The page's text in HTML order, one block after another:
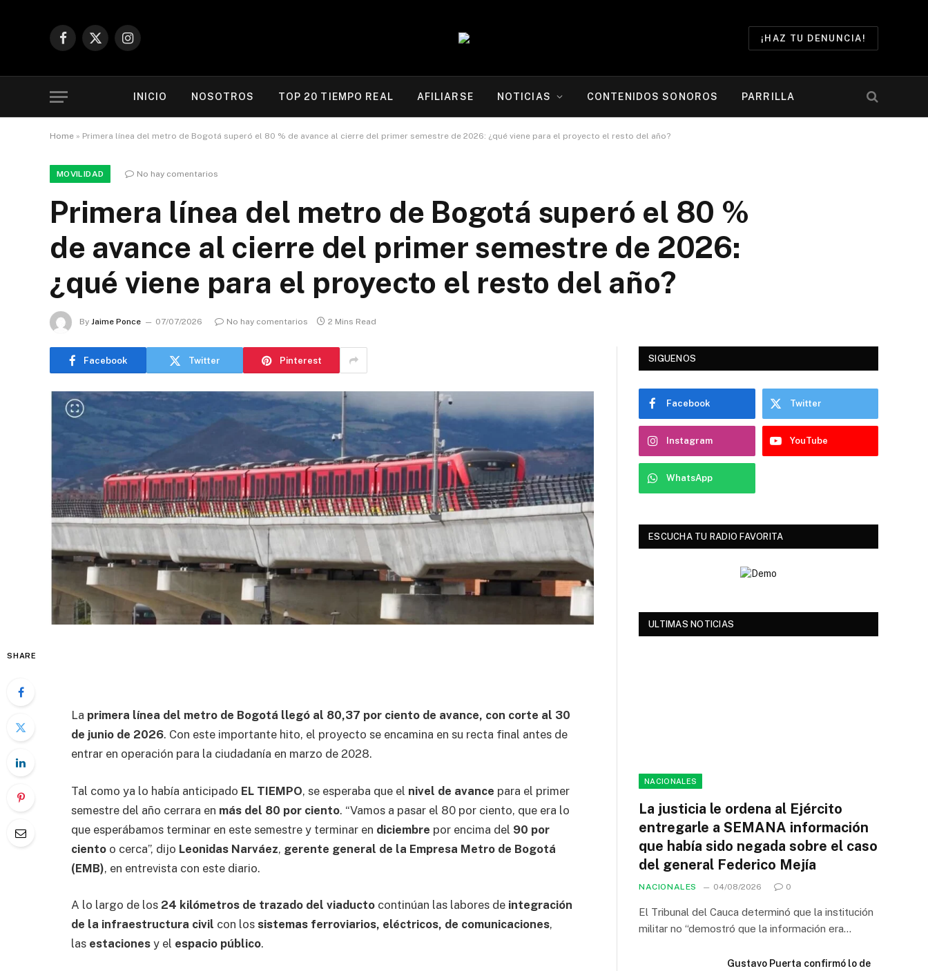
Facebook
X
Instagram
¡HAZ TU DENUNCIA!
INICIO NOSOTROS TOP 20 TIEMPO REAL AFILIARSE NOTICIAS CONTENIDOS SONOROS PARRILLA
Home » Primera línea del metro de Bogotá superó el 80 % de avance al cierre del primer semestre de 2026: ¿qué viene para el proyecto el resto del año?
MOVILIDAD No hay comentarios
Primera línea del metro de Bogotá superó el 80 %
de avance al cierre del primer semestre de 2026:
¿qué viene para el proyecto el resto del año?
By Jaime Ponce 07/07/2026 No hay comentarios 2 Mins Read
Facebook Twitter Pinterest
SHARE
La primera línea del metro de Bogotá llegó al 80,37 por ciento de avance, con corte al 30
de junio de 2026. Con este importante hito, el proyecto se encamina en su recta final antes de
entrar en operación para la ciudadanía en marzo de 2028.
Tal como ya lo había anticipado EL TIEMPO, se esperaba que el nivel de avance para el primer
semestre del año cerrara en más del 80 por ciento. “Vamos a pasar el 80 por ciento, que era lo
que esperábamos terminar en este semestre y terminar en diciembre por encima del 90 por
ciento o cerca”, dijo Leonidas Narváez, gerente general de la Empresa Metro de Bogotá
(EMB), en entrevista con este diario.
A lo largo de los 24 kilómetros de trazado del viaducto continúan las labores de integración
de la infraestructura civil con los sistemas ferroviarios, eléctricos, de comunicaciones,
las estaciones y el espacio público.
SIGUENOS
Facebook Twitter
Instagram YouTube
WhatsApp
ESCUCHA TU RADIO FAVORITA
ULTIMAS NOTICIAS
NACIONALES
La justicia le ordena al Ejército
entregarle a SEMANA información
que había sido negada sobre el caso
del general Federico Mejía
NACIONALES 04/08/2026 0
El Tribunal del Cauca determinó que la institución
militar no “demostró que la información era…
Gustavo Puerta confirmó lo de